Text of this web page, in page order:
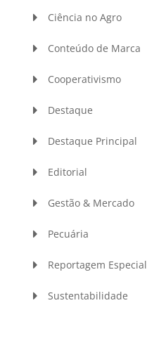
Ciência no Agro
Conteúdo de Marca
Cooperativismo
Destaque
Destaque Principal
Editorial
Gestão & Mercado
Pecuária
Reportagem Especial
Sustentabilidade